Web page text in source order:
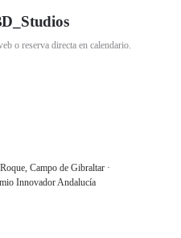
o reserva directa en calendario.
Campo de Gibraltar ·
Innovador Andalucía